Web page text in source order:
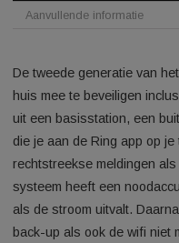
Beschrijving
Aanvullende informatie
huis mee te beveiligen
uit een basisstation, een